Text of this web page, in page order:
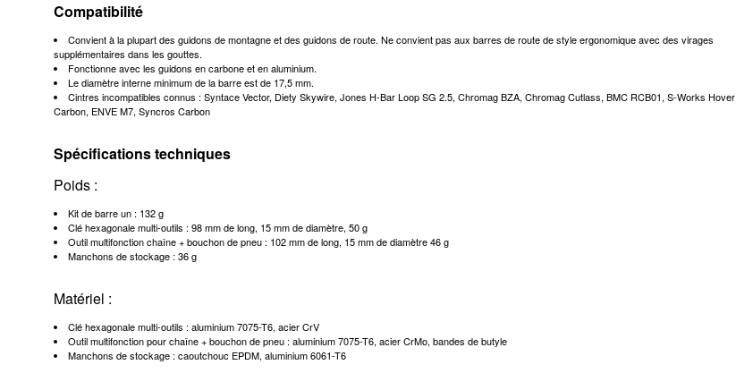
Compatibilité
Convient à la plupart des guidons de montagne et des guidons de route. Ne convient pas aux barres de route de style ergonomique avec des virages
supplémentaires dans les gouttes.
Fonctionne avec les guidons en carbone et en aluminium.
Le diamètre interne minimum de la barre est de 17,5 mm.
Cintres incompatibles connus : Syntace Vector, Diety Skywire, Jones H-Bar Loop SG 2.5, Chromag BZA, Chromag Cutlass, BMC RCB01, S-Works Hover
Carbon, ENVE M7, Syncros Carbon
Spécifications techniques
Poids :
Kit de barre un : 132 g
Clé hexagonale multi-outils : 98 mm de long, 15 mm de diamètre, 50 g
Outil multifonction chaîne + bouchon de pneu : 102 mm de long, 15 mm de diamètre 46 g
Manchons de stockage : 36 g
Matériel :
Clé hexagonale multi-outils : aluminium 7075-T6, acier CrV
Outil multifonction pour chaîne + bouchon de pneu : aluminium 7075-T6, acier CrMo, bandes de butyle
Manchons de stockage : caoutchouc EPDM, aluminium 6061-T6